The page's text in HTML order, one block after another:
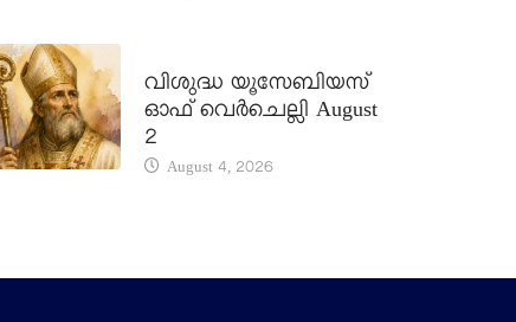
വിശുദ്ധ യൂസേബിയസ്
ഓഫ് വെർചെല്ലി August
2
August 4, 2026